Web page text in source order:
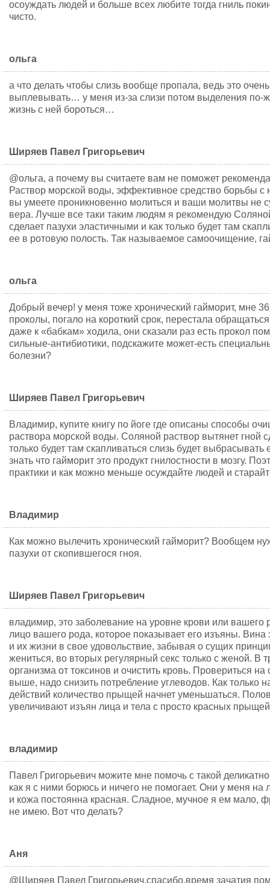
осоуждать людей и больше всех любите тогда гниль
чисто.
ольга
а что делать чтобы слизь вообще пропала, ведь это
выплевывать… у меня из-за слизи потом выделения по-
жизнь с ней бороться…
Ширяев Павел Григорьевич
@ольга, а почему вы считаете вам не поможет
Раствор морской воды, эффективное средство борьбы с
вы умеете проникновенно молиться и ваши молитвы не
вера. Лучше все таки таким людям я рекомендую
сделает пазухи эластичными и как только будет там
ее в ротовую полость. Так называемое самоочищение,
ольга
Добрый вечер! у меня тоже хронический гайморит, мне
проколы, погало на короткий срок, перестала
даже к «бабкам» ходила, они сказали раз есть прокол
сильные-антибиотики, подскажите может-есть
болезни?
Ширяев Павел Григорьевич
Владимир, купите книгу по йоге где описаны способы
раствора морской воды. Соляной раствор вытянет гной
только будет там скапливаться слизь будет
знать что гайморит это продукт гнилостности в мозгу.
практики и как можно меньше осуждайте людей и
Владимир
Как можно вылечить хронический гайморит? Вообщем
пазухи от скопившегося гноя.
Ширяев Павел Григорьевич
владимир, это заболевание на уровне крови или вашего
лицо вашего рода, которое показывает его изъяны.
и их жизни в свое удовольствие, забывая о сущих
жениться, во вторых регулярный секс только с женой. В
организма от токсинов и очистить кровь. Провериться
выше, надо снизить потребление углеводов. Как только
действий количество прыщей начнет уменьшаться.
увеличивают изъян лица и тела с просто красных
владимир
Павел Григорьевич можите мне помочь с такой
как я с ними борюсь и ничего не помогает. Они у меня
и кожа постоянна красная. Сладное, мучное я ем мало,
не имею. Вот что делать?
Аня
@Ширяев Павел Григорьевич,спасибо.время зачатия